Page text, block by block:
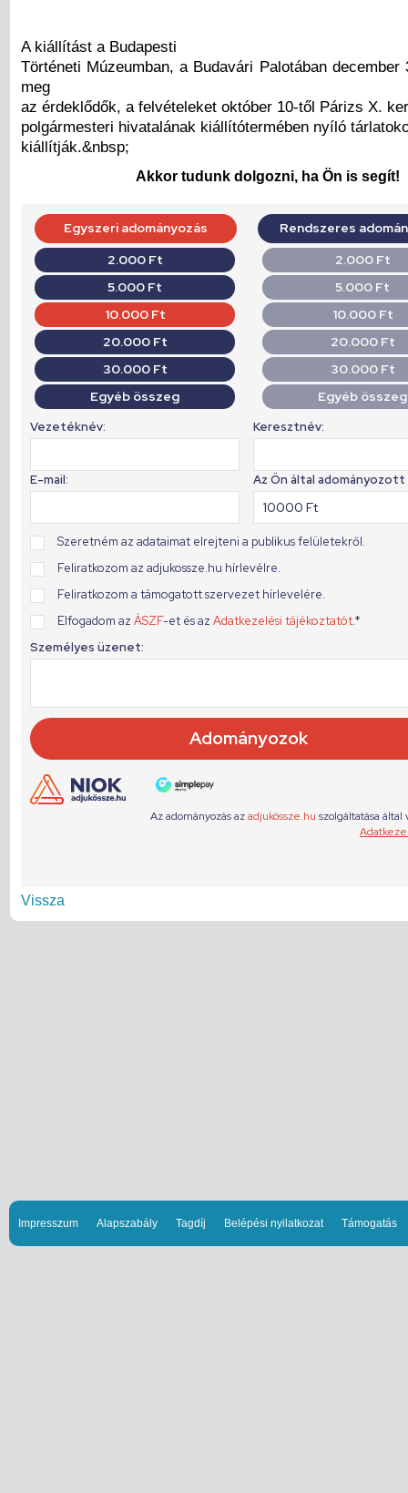
A kiállítást a Budapesti
Történeti Múzeumban, a Budavári Palotában december
meg
az érdeklődők, a felvételeket október 10-től Párizs X.
polgármesteri hivatalának kiállítótermében nyíló
kiállítják.&nbsp;
Akkor tudunk dolgozni, ha Ön is segít!
Vissza
Impresszum Alapszabály Tagdíj Belépési nyilatkozat Támogatás